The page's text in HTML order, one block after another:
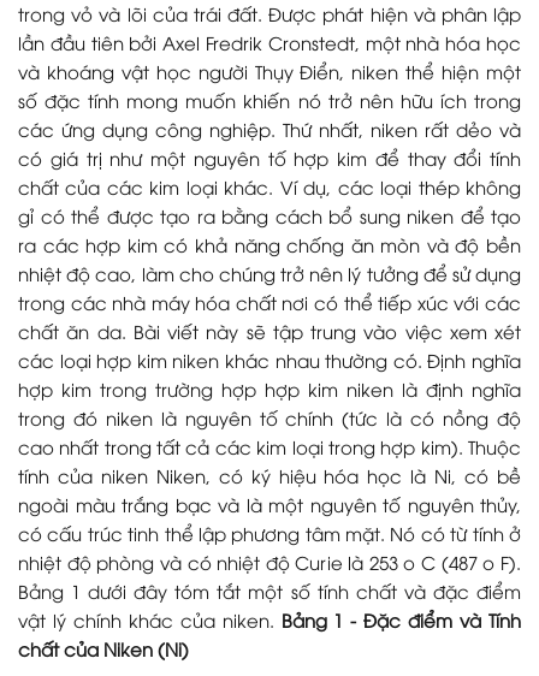
trong vỏ và lõi của trái đất. Được phát hiện và phân lập
lần đầu tiên bởi Axel Fredrik Cronstedt, một nhà hóa học
và khoáng vật học người Thụy Điển, niken thể hiện một
số đặc tính mong muốn khiến nó trở nên hữu ích trong
các ứng dụng công nghiệp. Thứ nhất, niken rất dẻo và
có giá trị như một nguyên tố hợp kim để thay đổi tính
chất của các kim loại khác. Ví dụ, các loại thép không
gỉ có thể được tạo ra bằng cách bổ sung niken để tạo
ra các hợp kim có khả năng chống ăn mòn và độ bền
nhiệt độ cao, làm cho chúng trở nên lý tưởng để sử dụng
trong các nhà máy hóa chất nơi có thể tiếp xúc với các
chất ăn da. Bài viết này sẽ tập trung vào việc xem xét
các loại hợp kim niken khác nhau thường có. Định nghĩa
hợp kim trong trường hợp hợp kim niken là định nghĩa
trong đó niken là nguyên tố chính (tức là có nồng độ
cao nhất trong tất cả các kim loại trong hợp kim). Thuộc
tính của niken Niken, có ký hiệu hóa học là Ni, có bề
ngoài màu trắng bạc và là một nguyên tố nguyên thủy,
có cấu trúc tinh thể lập phương tâm mặt. Nó có từ tính ở
nhiệt độ phòng và có nhiệt độ Curie là 253 o C (487 o F).
Bảng 1 dưới đây tóm tắt một số tính chất và đặc điểm
vật lý chính khác của niken. Bảng 1 - Đặc điểm và Tính
chất của Niken (Ni)